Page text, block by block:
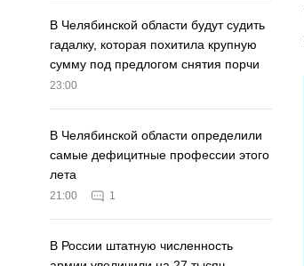
В Челябинской области будут судить
гадалку, которая похитила крупную
сумму под предлогом снятия порчи
23:00
В Челябинской области определили
самые дефицитные профессии этого
лета
21:00 1
В России штатную численность